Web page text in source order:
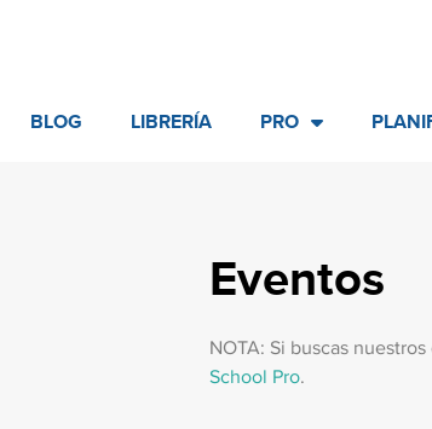
BLOG LIBRERÍA PRO
Eventos
NOTA: Si buscas
School Pro.